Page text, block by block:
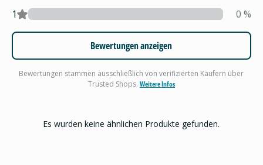
1
0 %
Bewertungen anzeigen
Bewertungen stammen ausschließlich von verifizierten Käufern über
Trusted Shops. Weitere Infos
Es wurden keine ähnlichen Produkte gefunden.